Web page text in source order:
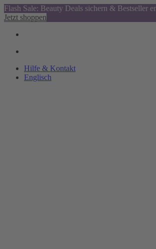
Flash Sale: Beauty Deals sichern & Bestseller
Jetzt shoppen
Hilfe & Kontakt
Englisch